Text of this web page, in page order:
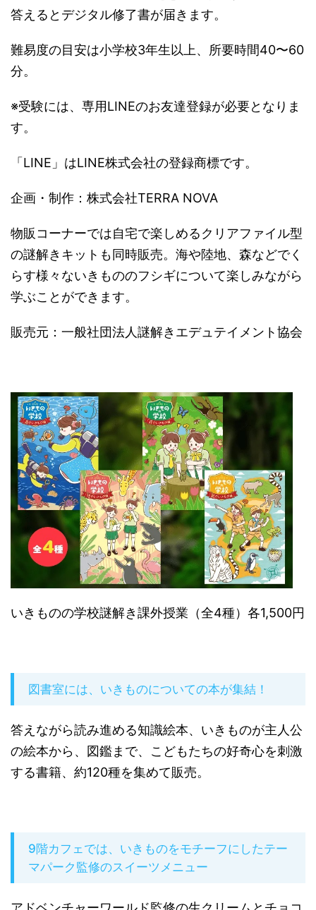
答えるとデジタル修了書が届きます。
難易度の目安は小学校3年生以上、所要時間40〜60
分。
※受験には、専用LINEのお友達登録が必要となりま
す。
「LINE」はLINE株式会社の登録商標です。
企画・制作：株式会社TERRA NOVA
物販コーナーでは自宅で楽しめるクリアファイル型
の謎解きキットも同時販売。海や陸地、森などでく
らす様々ないきもののフシギについて楽しみながら
学ぶことができます。
販売元：一般社団法人謎解きエデュテイメント協会
いきものの学校謎解き課外授業（全4種）各1,500円
図書室には、いきものについての本が集結！
答えながら読み進める知識絵本、いきものが主人公
の絵本から、図鑑まで、こどもたちの好奇心を刺激
する書籍、約120種を集めて販売。
9階カフェでは、いきものをモチーフにしたテー
マパーク監修のスイーツメニュー